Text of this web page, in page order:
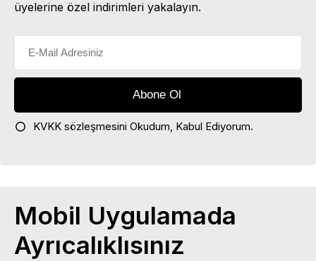
üyelerine özel indirimleri yakalayın.
KVKK sözleşmesini Okudum, Kabul Ediyorum.
Mobil Uygulamada
Ayrıcalıklısınız